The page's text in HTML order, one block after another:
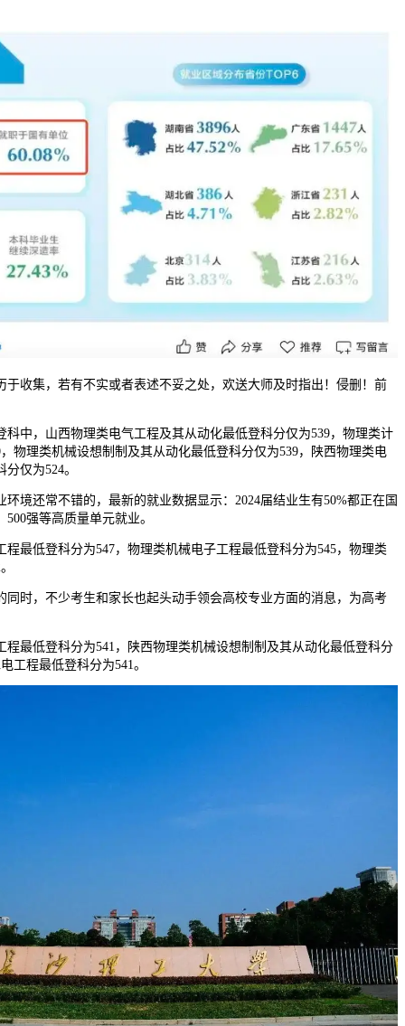
集，若有不实或者表述不妥之处，欢送大师及时指出！侵删！前
，山西物理类电气工程及其从动化最低登科分仅为539，物理类计
物理类机械设想制制及其从动化最低登科分仅为539，陕西物理类电
仅为524。
还常不错的，最新的就业数据显示：2024届结业生有50%都正在国
强等高质量单元就业。
低登科分为547，物理类机械电子工程最低登科分为545，物理类
，不少考生和家长也起头动手领会高校专业方面的消息，为高考
低登科分为541，陕西物理类机械设想制制及其从动化最低登科分
工程最低登科分为541。